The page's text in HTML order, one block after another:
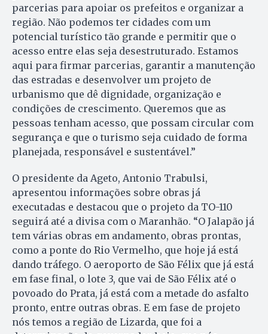
parcerias para apoiar os prefeitos e organizar a
região. Não podemos ter cidades com um
potencial turístico tão grande e permitir que o
acesso entre elas seja desestruturado. Estamos
aqui para firmar parcerias, garantir a manutenção
das estradas e desenvolver um projeto de
urbanismo que dê dignidade, organização e
condições de crescimento. Queremos que as
pessoas tenham acesso, que possam circular com
segurança e que o turismo seja cuidado de forma
planejada, responsável e sustentável.”
O presidente da Ageto, Antonio Trabulsi,
apresentou informações sobre obras já
executadas e destacou que o projeto da TO-110
seguirá até a divisa com o Maranhão. “O Jalapão já
tem várias obras em andamento, obras prontas,
como a ponte do Rio Vermelho, que hoje já está
dando tráfego. O aeroporto de São Félix que já está
em fase final, o lote 3, que vai de São Félix até o
povoado do Prata, já está com a metade do asfalto
pronto, entre outras obras. E em fase de projeto
nós temos a região de Lizarda, que foi a